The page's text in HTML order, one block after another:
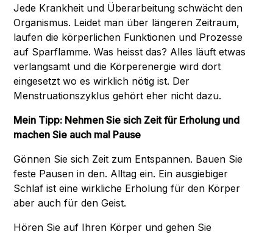
Jede Krankheit und Überarbeitung schwächt den
Organismus. Leidet man über längeren Zeitraum,
laufen die körperlichen Funktionen und Prozesse
auf Sparflamme. Was heisst das? Alles läuft etwas
verlangsamt und die Körperenergie wird dort
eingesetzt wo es wirklich nötig ist. Der
Menstruationszyklus gehört eher nicht dazu.
Mein Tipp: Nehmen Sie sich Zeit für Erholung und
machen Sie auch mal Pause
Gönnen Sie sich Zeit zum Entspannen. Bauen Sie
feste Pausen in den. Alltag ein. Ein ausgiebiger
Schlaf ist eine wirkliche Erholung für den Körper
aber auch für den Geist.
Hören Sie auf Ihren Körper und gehen Sie